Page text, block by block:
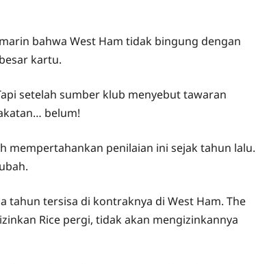
bahwa West Ham tidak bingung dengan
kartu.
setelah sumber klub menyebut tawaran
belum!
mempertahankan penilaian ini sejak tahun lalu.
tahun tersisa di kontraknya di West Ham. The
Rice pergi, tidak akan mengizinkannya